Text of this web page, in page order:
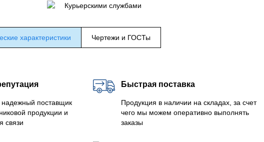
Курьерскими службами
характеристики Чертежи и ГОСТы
поставщик
продукции и
связи
Быстрая поставка
Продукция в наличии на складах, за счет
чего мы можем оперативно выполнять
заказы